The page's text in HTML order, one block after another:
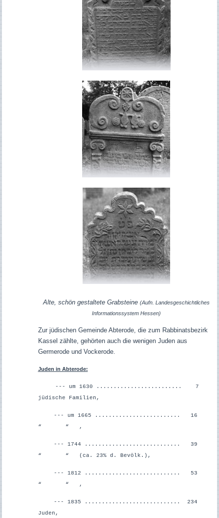
Alte, schön gestaltete Grabsteine (Aufn. Landesgeschichtliches
Informationssystem Hessen)
Zur jüdischen Gemeinde Abterode, die zum Rabbinatsbezirk
Kassel zählte, gehörten auch die wenigen Juden aus
Germerode und Vockerode.
Juden in Abterode:
--- um 1630 ......................... 7
jüdische Familien,
--- um 1665 ......................... 16
“ “ ,
--- 1744 ............................ 39
“ “ (ca. 23% d. Bevölk.),
--- 1812 ............................ 53
“ “ ,
--- 1835 ............................ 234
Juden,